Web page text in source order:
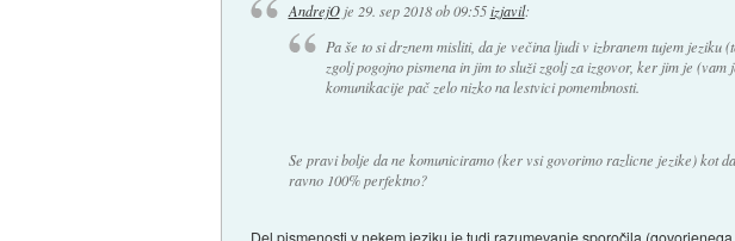
AndrejOje 29. sep 2018 ob 09:55 izjavil:
Pa še to si drznem misliti, da je večina ljudi v izbranem tujem jeziku
zgolj pogojno pismena in jim to služi zgolj za izgovor, ker jim je (vam
komunikacije pač zelo nizko na lestvici pomembnosti.
Se pravi bolje da ne komuniciramo (ker vsi govorimo razlicne jezike) kot
ravno 100% perfektno?
Del pismenosti v nekem jeziku je tudi razumevanje sporočila